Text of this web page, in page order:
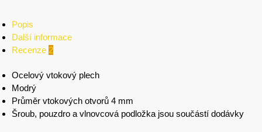
Popis
Další informace
Recenze 2
Ocelový vtokový plech
Modrý
Průměr vtokových otvorů 4 mm
Šroub, pouzdro a vlnovcová podložka jsou součástí dodávky